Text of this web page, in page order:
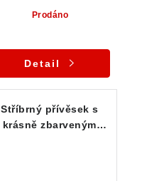
Prodáno
Detail
Stříbrný přívěsek s
krásně zbarveným